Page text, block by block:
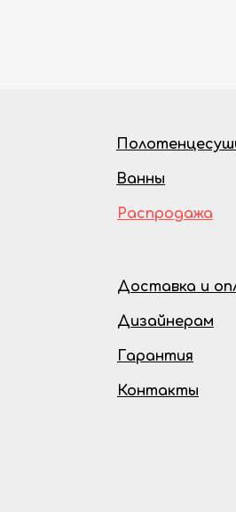
Дизайнерам
Доставка и
Гарантия
Контакты
Распродажа
Ванны